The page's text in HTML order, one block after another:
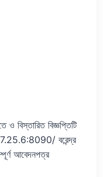
ও বিস্তারিত বিজ্ঞপ্তিটি
বরেন্দ্র
আবেদনপত্র